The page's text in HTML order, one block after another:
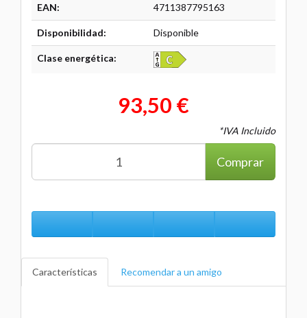
EAN: 4711387795163
Disponibilidad: Disponible
Clase energética:
93,50 €
*IVA Incluido
Comprar
Características Recomendar a un amigo